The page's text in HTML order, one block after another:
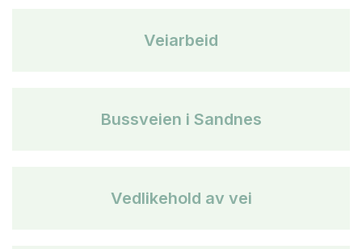
Veiarbeid
Bussveien i Sandnes
Vedlikehold av vei